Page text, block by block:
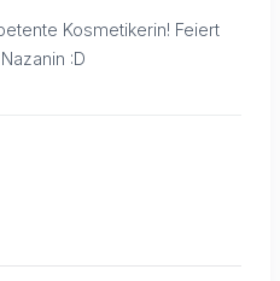
Kosmetikerin! Feiert
:D